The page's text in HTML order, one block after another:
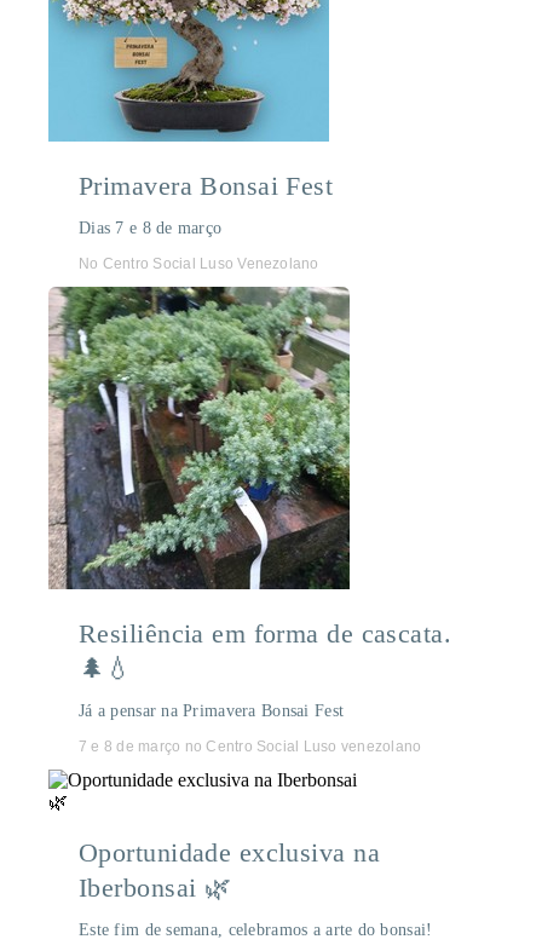
Primavera Bonsai Fest
Dias 7 e 8 de março
No Centro Social Luso Venezolano
Resiliência em forma de cascata.
🌲💧
Já a pensar na Primavera Bonsai Fest
7 e 8 de março no Centro Social Luso venezolano
Oportunidade exclusiva na
Iberbonsai 🌿
Este fim de semana, celebramos a arte do bonsai!